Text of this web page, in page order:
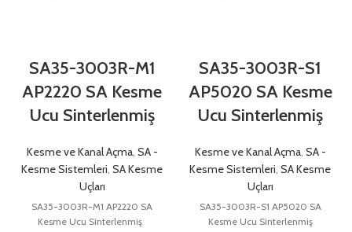
SA35-3003R-M1
AP2220 SA Kesme
Ucu Sinterlenmiş
Kesme ve Kanal Açma, SA -
Kesme Sistemleri, SA Kesme
Uçları
SA35-3003R-M1 AP2220 SA
Kesme Ucu Sinterlenmiş
SA35-3003R-S1
AP5020 SA Kesme
Ucu Sinterlenmiş
Kesme ve Kanal Açma, SA -
Kesme Sistemleri, SA Kesme
Uçları
SA35-3003R-S1 AP5020 SA
Kesme Ucu Sinterlenmiş